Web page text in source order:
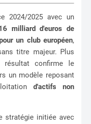
2024/2025 avec un
milliard d'euros de
un club européen,
titre majeur. Plus
résultat confirme le
un modèle reposant
d'actifs non
stratégie initiée avec